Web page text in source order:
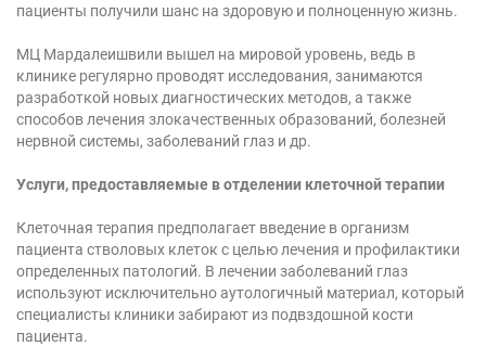
пациенты получили шанс на здоровую и полноценную жизнь.
МЦ Мардалеишвили вышел на мировой уровень, ведь в
клинике регулярно проводят исследования, занимаются
разработкой новых диагностических методов, а также
способов лечения злокачественных образований, болезней
нервной системы, заболеваний глаз и др.
Услуги, предоставляемые в отделении клеточной терапии
Клеточная терапия предполагает введение в организм
пациента стволовых клеток с целью лечения и профилактики
определенных патологий. В лечении заболеваний глаз
используют исключительно аутологичный материал, который
специалисты клиники забирают из подвздошной кости
пациента.